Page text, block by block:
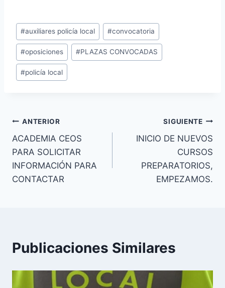
Etiquetas
de
la
entrada:
#auxiliares policía local #convocatoria
#oposiciones #PLAZAS CONVOCADAS
#policía local
Navegación
de
entradas
ANTERIOR
ACADEMIA CEOS
PARA SOLICITAR
INFORMACIÓN PARA
CONTACTAR
SIGUIENTE
INICIO DE NUEVOS
CURSOS
PREPARATORIOS,
EMPEZAMOS.
Publicaciones Similares